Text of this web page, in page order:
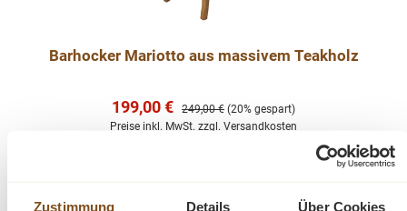
Zustimmung Details Über Cookies
Barhocker Mariotto aus massivem Teakholz
Verkaufspreis:
199,00 € Regulärer Preis:
249,00 € (20% gespart)
Preise inkl. MwSt. zzgl. Versandkosten
In den Warenkorb